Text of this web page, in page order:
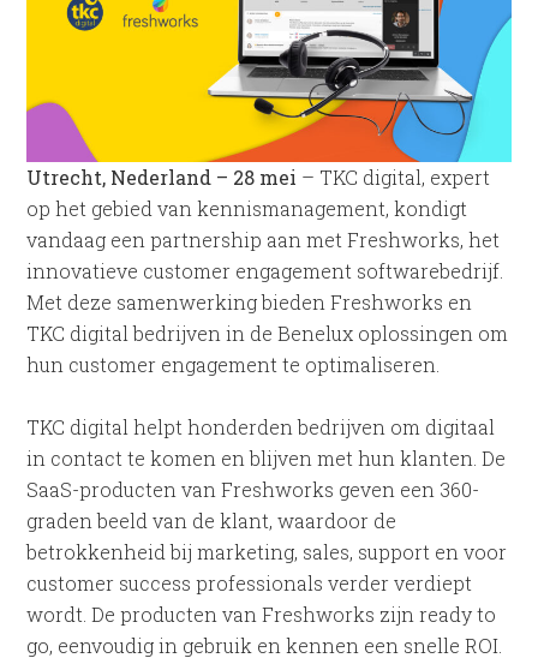
Utrecht, Nederland – 28 mei – TKC digital, expert
op het gebied van kennismanagement, kondigt
vandaag een partnership aan met Freshworks, het
innovatieve customer engagement softwarebedrijf.
Met deze samenwerking bieden Freshworks en
TKC digital bedrijven in de Benelux oplossingen om
hun customer engagement te optimaliseren.
TKC digital helpt honderden bedrijven om digitaal
in contact te komen en blijven met hun klanten. De
SaaS-producten van Freshworks geven een 360-
graden beeld van de klant, waardoor de
betrokkenheid bij marketing, sales, support en voor
customer success professionals verder verdiept
wordt. De producten van Freshworks zijn ready to
go, eenvoudig in gebruik en kennen een snelle ROI.